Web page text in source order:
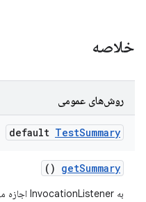
خلاصه
روش‌های عمومی
default TestSummary
getSummary
()
به InvocationListener اجازه می‌دهد تا خلاصه‌ای را برگرداند.